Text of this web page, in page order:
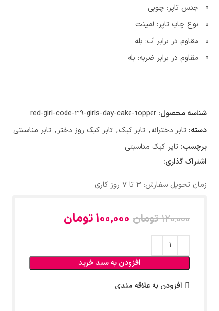
جنس تاپر: چوبی
نوع چاپ تاپر: لمینت
مقاوم در برابر آب: بله
مقاوم در برابر ضربه: بله
شناسه محصول: red-girl-code-39-girls-day-cake-topper
دسته: تاپر دخترانه, تاپر کیک, تاپر کیک روز دختر, تاپر مناسبتی
برچسب: تاپر کیک مناسبتی
اشتراک گذاری:
زمان تحویل سفارش: 3 تا 7 روز کاری
120,000تومان 100,000 تومان
افزودن به سبد خرید
افزودن به علاقه مندی